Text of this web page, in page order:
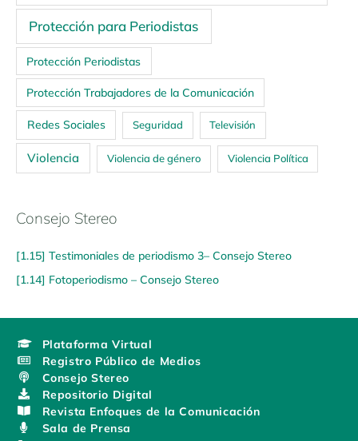
Protección para Periodistas
Protección Periodistas
Protección Trabajadores de la Comunicación
Redes Sociales Seguridad Televisión
Violencia Violencia de género Violencia Política
Consejo Stereo
[1.15] Testimoniales de periodismo 3– Consejo Stereo
[1.14] Fotoperiodismo – Consejo Stereo
Plataforma Virtual
Registro Público de Medios
Consejo Stereo
Repositorio Digital
Revista Enfoques de la Comunicación
Sala de Prensa